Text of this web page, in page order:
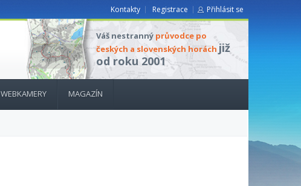
Kontakty Registrace Přihlásit se
Váš nestranný průvodce po
českých a slovenských horách již
od roku 2001
WEBKAMERY MAGAZÍN